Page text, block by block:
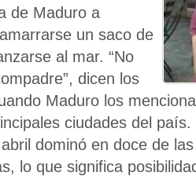
de Maduro a
un saco de
al mar. “No
dicen los
Maduro los
ciudades del
dominó en doce de
lo que significa